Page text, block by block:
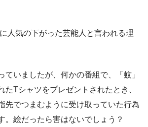
人気の下がった芸能人と言われる理
ていましたが、何かの番組で、「蚊」
たTシャツをプレゼントされたとき、
先でつまむように受け取っていた行為
。絵だったら害はないでしょう？